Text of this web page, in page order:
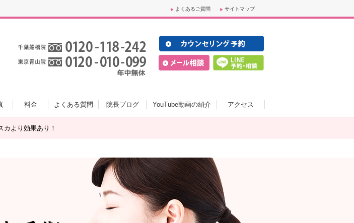
よくあるご質問 サイトマップ
料金 よくある質問 院長ブログ YouTube動画の紹介 アクセス
カより効果あり！